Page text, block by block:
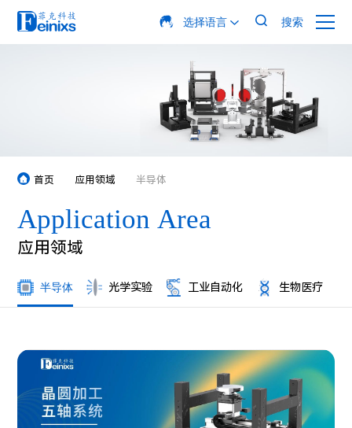
选择语言   搜索
 首页 应用领域 半导体
半导体 光学实验 工业自动化 生物医疗